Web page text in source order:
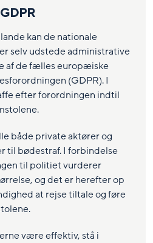
kan de nationale
selv udstede administrative
af de fælles europæiske
(GDPR). I
efter forordningen indtil
både private aktører og
til bødestraf. I forbindelse
til politiet vurderer
og det er herefter op
at rejse tiltale og føre
være effektiv, stå i